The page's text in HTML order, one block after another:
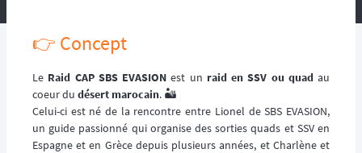
L’organisation dispose d’hélicoptère(s),
ainsi que des médecins et équipes médicales
qui se répartissent sur le circuit, ou suivent la
progression de la course.
👉 Concept
Le Raid CAP SBS EVASION est un raid en SSV ou quad au
coeur du désert marocain. 🏜️
Celui-ci est né de la rencontre entre Lionel de SBS EVASION,
un guide passionné qui organise des sorties quads et SSV en
Espagne et en Grèce depuis plusieurs années, et Charlène et